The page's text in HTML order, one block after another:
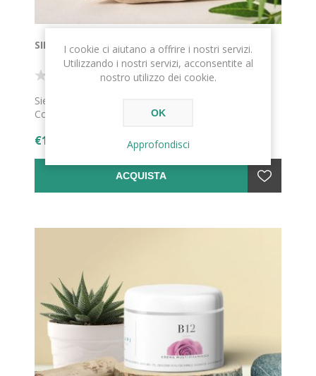
SIERO DI BELLEZZA TRIPEPTIDE-5
Siero anti-age, agisce stimolando la produzione di
Collagene.
€16,50
ACQUISTA
I cookie ci aiutano a offrire i nostri servizi.
Utilizzando i nostri servizi, acconsentite al
nostro utilizzo dei cookie.
OK
Approfondisci